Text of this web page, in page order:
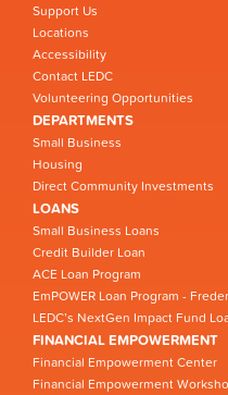
Support Us
Locations
Accessibility
Contact LEDC
Volunteering Opportunities
DEPARTMENTS
Small Business
Housing
Direct Community Investments
LOANS
Small Business Loans
Credit Builder Loan
ACE Loan Program
EmPOWER Loan Program -
LEDC’s NextGen Impact Fund
FINANCIAL EMPOWERMENT
Financial Empowerment Center
Financial Empowerment